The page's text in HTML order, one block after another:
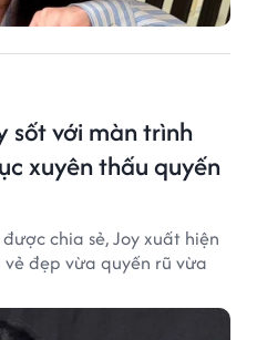
sốt với màn trình
xuyên thấu quyến
chia sẻ, Joy xuất hiện
đẹp vừa quyến rũ vừa